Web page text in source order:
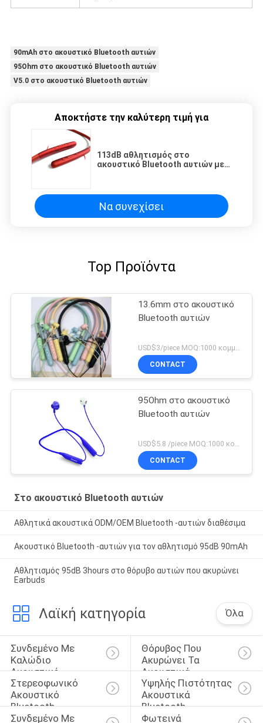
90mAh στο ακουστικό Bluetooth αυτιών
95Ohm στο ακουστικό Bluetooth αυτιών
V5.0 στο ακουστικό Bluetooth αυτιών
Αποκτήστε την καλύτερη τιμή για
113dB αθλητισμός στο
ακουστικό Bluetooth αυτιών με
Να συνεχίσει
Top Προϊόντα
13.6mm στο ακουστικό
Bluetooth αυτιών
USD$3/piece MOQ:1000 κομμάτια ανά στοιχεία
CONTACT
95Ohm στο ακουστικό
Bluetooth αυτιών
CONTACT
Στο ακουστικό Bluetooth αυτιών
Αθλητικά ακουστικά ODM/OEM Bluetooth -αυτιών διαθέσιμα
Ακουστικό Bluetooth -αυτιών για τον αθλητισμό 95dB 90mAh
Αθλητισμός 95dB 3hours στο θόρυβο αυτιών που ακυρώνει
Earbuds
Λαϊκή κατηγορία Όλα
Συνδεμένο Με
Καλώδιο
Ακουστικό
Bluetooth
Θόρυβος Που
Ακυρώνει Τα
Ακουστικά
Bluetooth
Στερεοφωνικό
Ακουστικό
Bluetooth
Υψηλής Πιστότητας
Ακουστικά
Bluetooth
Συνδεμένο Με
Φωτεινά